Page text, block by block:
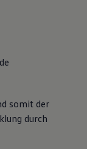
somit der
durch